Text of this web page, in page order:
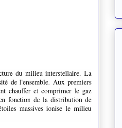
du milieu interstellaire. La
de l'ensemble. Aux premiers
chauffer et comprimer le gaz
fonction de la distribution de
massives ionise le milieu